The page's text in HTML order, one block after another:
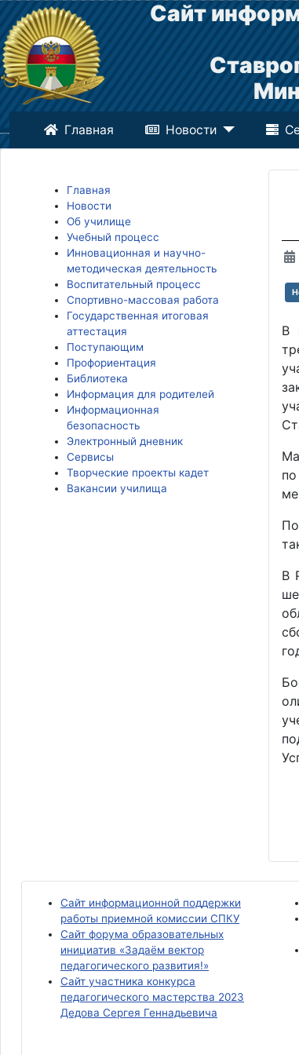
Сайт
Главная Новости
Главная
Новости
Об училище
Учебный процесс
Инновационная и научно-
методическая деятельность
Воспитательный процесс
Спортивно-массовая работа
Государственная итоговая
аттестация
Поступающим
Профориентация
Библиотека
Информация для родителей
Информационная
безопасность
Электронный дневник
Сервисы
Творческие проекты кадет
Вакансии училища
В
В
Сайт информационной поддержки
работы приемной комиссии СПКУ
Сайт форума образовательных
инициатив «Задаём вектор
педагогического развития!»
Сайт участника конкурса
педагогического мастерства 2023
Дедова Сергея Геннадьевича